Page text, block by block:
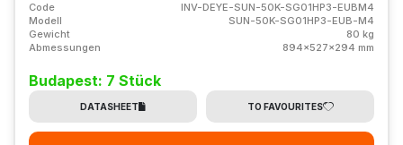
Code
INV-DEYE-SUN-50K-SG01HP3-EUBM4
Modell
SUN-50K-SG01HP3-EUB-M4
Gewicht
80 kg
Abmessungen
894x527x294 mm
Budapest: 7 Stück
DATASHEET TO FAVOURITES